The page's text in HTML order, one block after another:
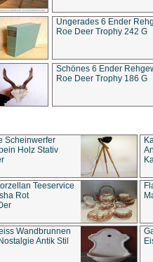
Ungerades 6 Ender
Roe Deer Trophy 242 G
Schönes 6 Ender
Roe Deer Trophy 186 G
Scheinwerfer
Holz Stativ
Teeservice
Rot
Wandbrunnen
Antik Stil